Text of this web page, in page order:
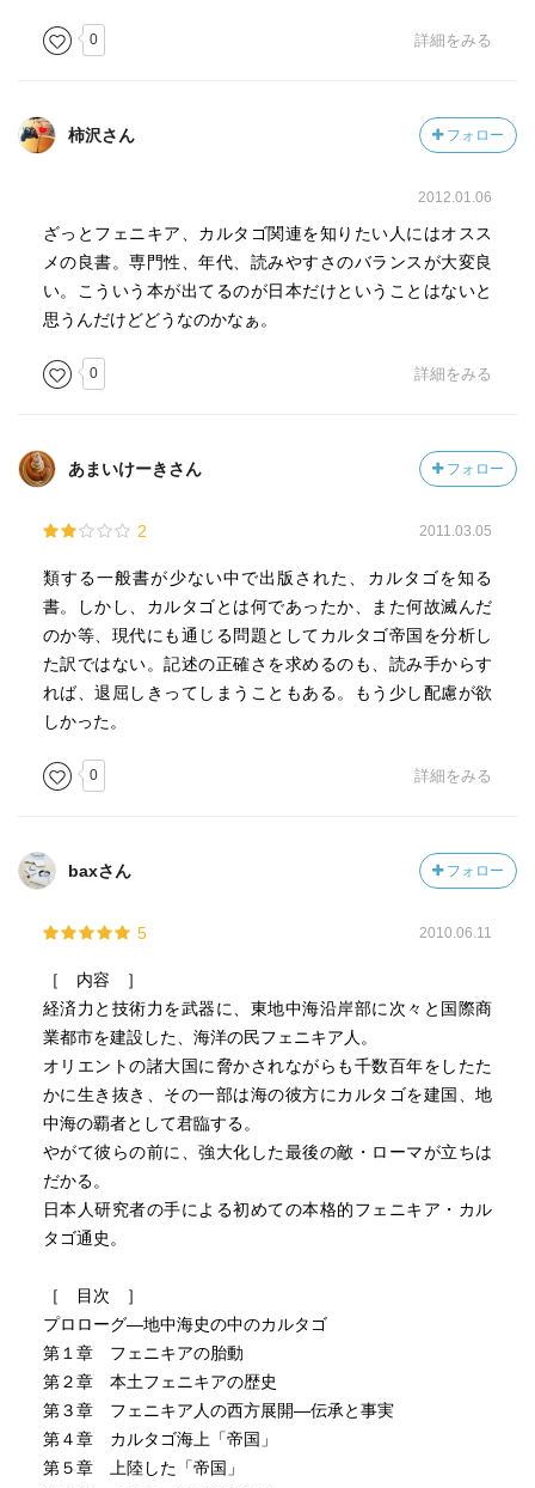
0 詳細をみる
柿沢さん フォロー
2012.01.06
ざっとフェニキア、カルタゴ関連を知りたい人にはオスス
メの良書。専門性、年代、読みやすさのバランスが大変良
い。こういう本が出てるのが日本だけということはないと
思うんだけどどうなのかなぁ。
0 詳細をみる
あまいけーきさん フォロー
2 2011.03.05
類する一般書が少ない中で出版された、カルタゴを知る
書。しかし、カルタゴとは何であったか、また何故滅んだ
のか等、現代にも通じる問題としてカルタゴ帝国を分析し
た訳ではない。記述の正確さを求めるのも、読み手からす
れば、退屈しきってしまうこともある。もう少し配慮が欲
しかった。
0 詳細をみる
baxさん フォロー
5 2010.06.11
［ 内容 ］
経済力と技術力を武器に、東地中海沿岸部に次々と国際商
業都市を建設した、海洋の民フェニキア人。
オリエントの諸大国に脅かされながらも千数百年をしたた
かに生き抜き、その一部は海の彼方にカルタゴを建国、地
中海の覇者として君臨する。
やがて彼らの前に、強大化した最後の敵・ローマが立ちは
だかる。
日本人研究者の手による初めての本格的フェニキア・カル
タゴ通史。
［ 目次 ］
プロローグ―地中海史の中のカルタゴ
第１章 フェニキアの胎動
第２章 本土フェニキアの歴史
第３章 フェニキア人の西方展開―伝承と事実
第４章 カルタゴ海上「帝国」
第５章 上陸した「帝国」